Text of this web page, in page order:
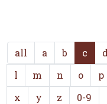
all a b c d
l
m n o p
x
y z 0-9